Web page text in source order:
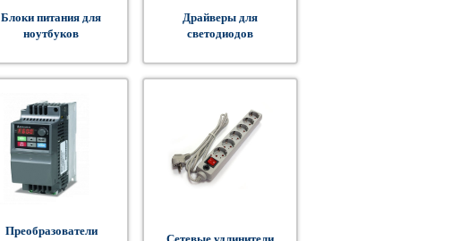
Блоки питания для
ноутбуков
Драйверы для
светодиодов
Преобразователи